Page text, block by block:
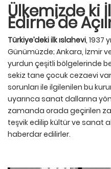
Ülkemizde ki
Edirne’de
Türkiye’deki ilk ıslahevi, 1937
Günümüzde; Ankara, İzmir
yurdun çeşitli bölgelerinde
sekiz tane çocuk cezaevi
sorunları ile ilgilenilen bu
uyarınca sanat dallarına
zamanda orada geçirilen
teşvik edilip kültür ve sanat
haberdar edilirler.